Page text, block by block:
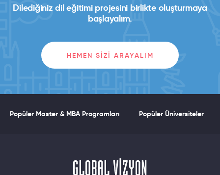
Dilediğiniz dil eğitimi projesini birlikte oluşturmaya
başlayalım.
HEMEN SIZI ARAYALIM
Popüler Master & MBA Programları Popüler Üniversiteler